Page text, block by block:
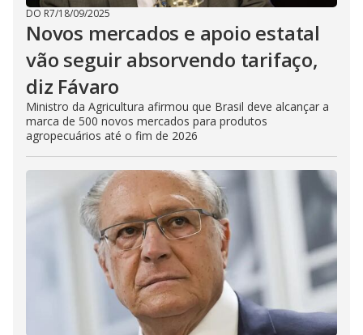
DO R7/18/09/2025
Novos mercados e apoio estatal
vão seguir absorvendo tarifaço,
diz Fávaro
Ministro da Agricultura afirmou que Brasil deve alcançar a
marca de 500 novos mercados para produtos
agropecuários até o fim de 2026